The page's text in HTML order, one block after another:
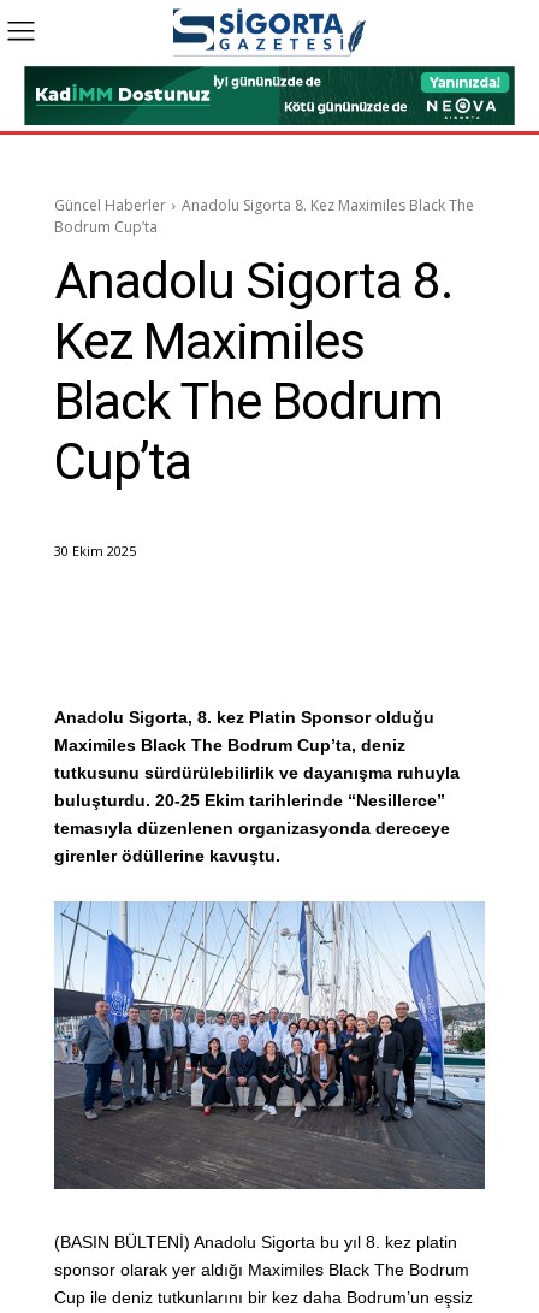
Güncel Haberler
Anadolu Sigorta 8. Kez Maximiles Black The
Bodrum Cup’ta
Anadolu Sigorta 8.
Kez Maximiles
Black The Bodrum
Cup’ta
30 Ekim 2025
Anadolu Sigorta, 8. kez Platin Sponsor olduğu
Maximiles Black The Bodrum Cup’ta, deniz
tutkusunu sürdürülebilirlik ve dayanışma ruhuyla
buluşturdu. 20-25 Ekim tarihlerinde “Nesillerce”
temasıyla düzenlenen organizasyonda dereceye
girenler ödüllerine kavuştu.
(BASIN BÜLTENİ) Anadolu Sigorta bu yıl 8. kez platin
sponsor olarak yer aldığı Maximiles Black The Bodrum
Cup ile deniz tutkunlarını bir kez daha Bodrum’un eşsiz